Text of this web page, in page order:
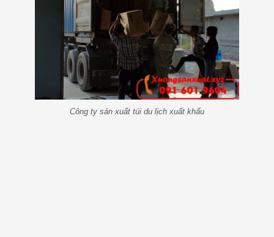
Công ty sản xuất túi du lịch xuất khẩu